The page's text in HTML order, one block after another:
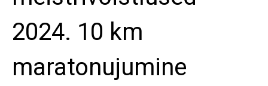
2024. 10 km
maratonujumine